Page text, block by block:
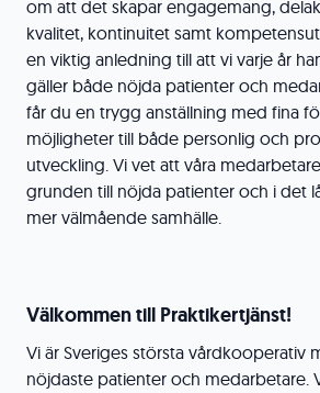
om att det skapar engagemang,
kvalitet, kontinuitet samt
en viktig anledning till att vi varje år
gäller både nöjda patienter och
får du en trygg anställning med fina
möjligheter till både personlig och
utveckling. Vi vet att våra
grunden till nöjda patienter och i det
mer välmående samhälle.
Välkommen till Praktikertjänst!
Vi är Sveriges största vårdkooperativ
nöjdaste patienter och medarbetare.